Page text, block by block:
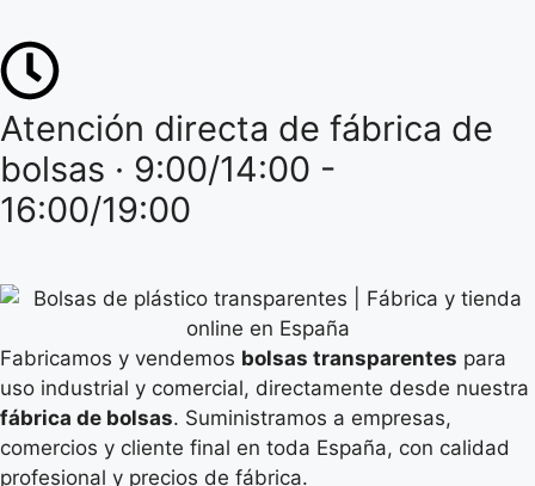
Atención directa de fábrica de
bolsas · 9:00/14:00 -
16:00/19:00
Fabricamos y vendemos bolsas transparentes para
uso industrial y comercial, directamente desde nuestra
fábrica de bolsas. Suministramos a empresas,
comercios y cliente final en toda España, con calidad
profesional y precios de fábrica.